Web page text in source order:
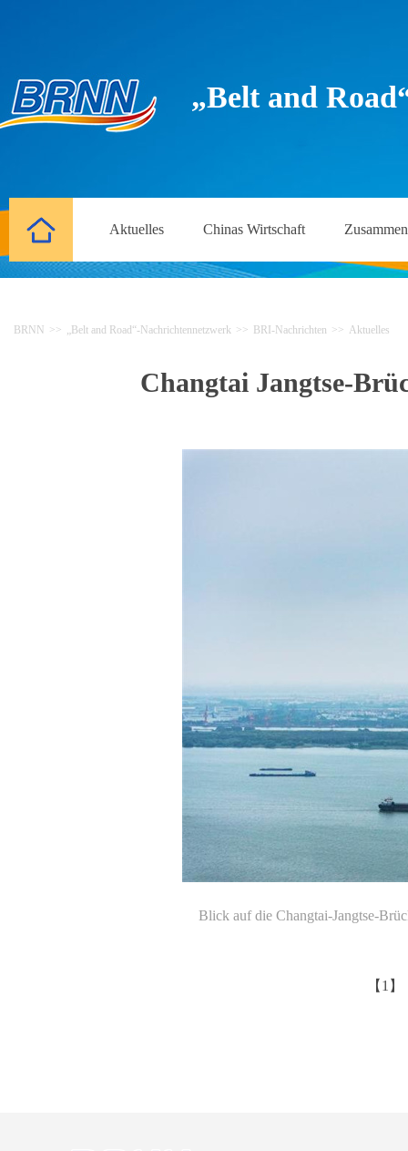
„Belt and
Aktuelles Chinas Wirtschaft
BRNN >> „Belt and Road“-Nachrichtennetzwerk >> BRI-Nachrichten >> Aktuelles
Changtai Jangtse-
Blick auf die Changtai-Jangtse-
【1】